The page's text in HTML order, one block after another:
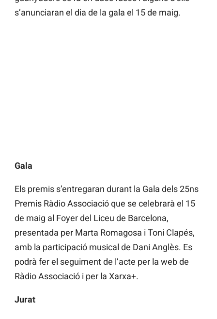
s’anunciaran el dia de la gala el 15 de maig.
Gala
Els premis s’entregaran durant la Gala dels 25ns
Premis Ràdio Associació que se celebrarà el 15
de maig al Foyer del Liceu de Barcelona,
presentada per Marta Romagosa i Toni Clapés,
amb la participació musical de Dani Anglès. Es
podrà fer el seguiment de l’acte per la web de
Ràdio Associació i per la Xarxa+.
Jurat